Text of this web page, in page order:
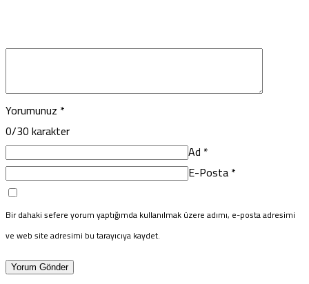
Yorumunuz *
0/30 karakter
Ad *
E-Posta*
Bir dahaki sefere yorum yaptığımda kullanılmak üzere adımı, e-posta adresimi
ve web site adresimi bu tarayıcıya kaydet.
Yorum Gönder